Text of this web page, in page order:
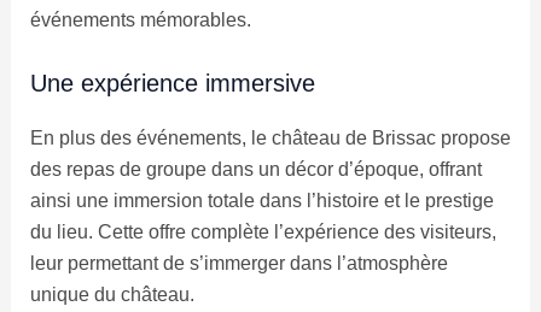
événements mémorables.
Une expérience immersive
En plus des événements, le château de Brissac propose
des repas de groupe dans un décor d’époque, offrant
ainsi une immersion totale dans l’histoire et le prestige
du lieu. Cette offre complète l’expérience des visiteurs,
leur permettant de s’immerger dans l’atmosphère
unique du château.